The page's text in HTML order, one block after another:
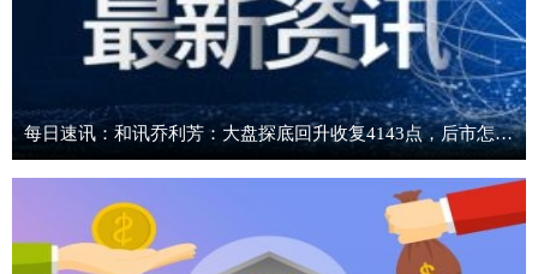
每日速讯：和讯乔利芳：大盘探底回升收复4143点，后市怎么看？